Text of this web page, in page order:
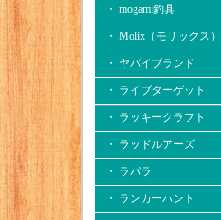
・ mogami釣具
・ Molix（モリックス）
・ ヤバイブランド
・ ライブターゲット
・ ラッキークラフト
・ ラッドルアーズ
・ ラパラ
・ ランカーハント